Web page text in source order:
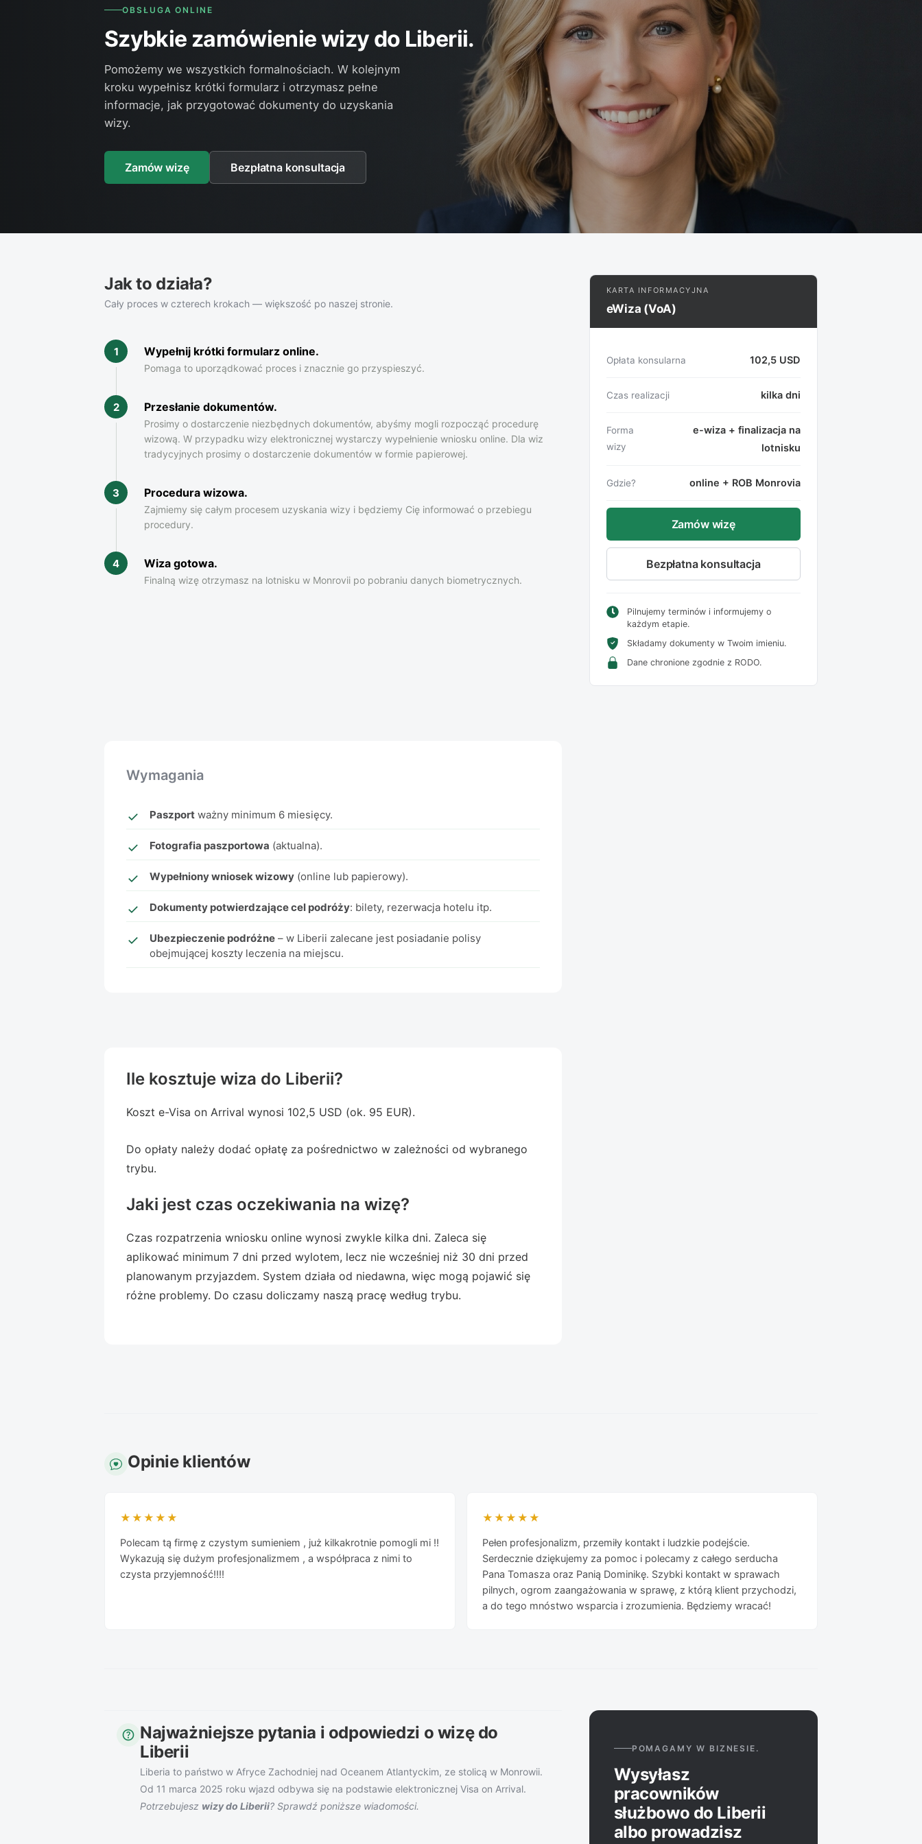
OBSŁUGA ONLINE
Szybkie zamówienie wizy do Liberii.
Pomożemy we wszystkich formalnościach. W kolejnym
kroku wypełnisz krótki formularz i otrzymasz pełne
informacje, jak przygotować dokumenty do uzyskania
wizy.
Zamów wizę Bezpłatna konsultacja
Jak to działa?
Cały proces w czterech krokach — większość po naszej stronie.
1 Wypełnij krótki formularz online.
Pomaga to uporządkować proces i znacznie go przyspieszyć.
2 Przesłanie dokumentów.
Prosimy o dostarczenie niezbędnych dokumentów, abyśmy mogli rozpocząć procedurę
wizową. W przypadku wizy elektronicznej wystarczy wypełnienie wniosku online. Dla wiz
tradycyjnych prosimy o dostarczenie dokumentów w formie papierowej.
3 Procedura wizowa.
Zajmiemy się całym procesem uzyskania wizy i będziemy Cię informować o przebiegu
procedury.
4 Wiza gotowa.
Finalną wizę otrzymasz na lotnisku w Monrovii po pobraniu danych biometrycznych.
KARTA INFORMACYJNA
eWiza (VoA)
Opłata konsularna 102,5 USD
Czas realizacji kilka dni
Forma
wizy
e-wiza + finalizacja na
lotnisku
Gdzie? online + ROB Monrovia
Zamów wizę
Bezpłatna konsultacja
Pilnujemy terminów i informujemy o
każdym etapie.
Składamy dokumenty w Twoim imieniu.
Dane chronione zgodnie z RODO.
Wymagania
Paszport ważny minimum 6 miesięcy.
Fotografia paszportowa (aktualna).
Wypełniony wniosek wizowy (online lub papierowy).
Dokumenty potwierdzające cel podróży: bilety, rezerwacja hotelu itp.
Ubezpieczenie podróżne – w Liberii zalecane jest posiadanie polisy
obejmującej koszty leczenia na miejscu.
Ile kosztuje wiza do Liberii?
Koszt e-Visa on Arrival wynosi 102,5 USD (ok. 95 EUR).
Do opłaty należy dodać opłatę za pośrednictwo w zależności od wybranego
trybu.
Jaki jest czas oczekiwania na wizę?
Czas rozpatrzenia wniosku online wynosi zwykle kilka dni. Zaleca się
aplikować minimum 7 dni przed wylotem, lecz nie wcześniej niż 30 dni przed
planowanym przyjazdem. System działa od niedawna, więc mogą pojawić się
różne problemy. Do czasu doliczamy naszą pracę według trybu.
Opinie klientów
★★★★★
Polecam tą firmę z czystym sumieniem , już kilkakrotnie pomogli mi !!
Wykazują się dużym profesjonalizmem , a współpraca z nimi to
czysta przyjemność!!!!
★★★★★
Pełen profesjonalizm, przemiły kontakt i ludzkie podejście.
Serdecznie dziękujemy za pomoc i polecamy z całego serducha
Pana Tomasza oraz Panią Dominikę. Szybki kontakt w sprawach
pilnych, ogrom zaangażowania w sprawę, z którą klient przychodzi,
a do tego mnóstwo wsparcia i zrozumienia. Będziemy wracać!
help Najważniejsze pytania i odpowiedzi o wizę do
Liberii
Liberia to państwo w Afryce Zachodniej nad Oceanem Atlantyckim, ze stolicą w Monrowii.
Od 11 marca 2025 roku wjazd odbywa się na podstawie elektronicznej Visa on Arrival.
Potrzebujesz wizy do Liberii? Sprawdź poniższe wiadomości.
POMAGAMY W BIZNESIE.
Wysyłasz
pracowników
służbowo do Liberii
albo prowadzisz